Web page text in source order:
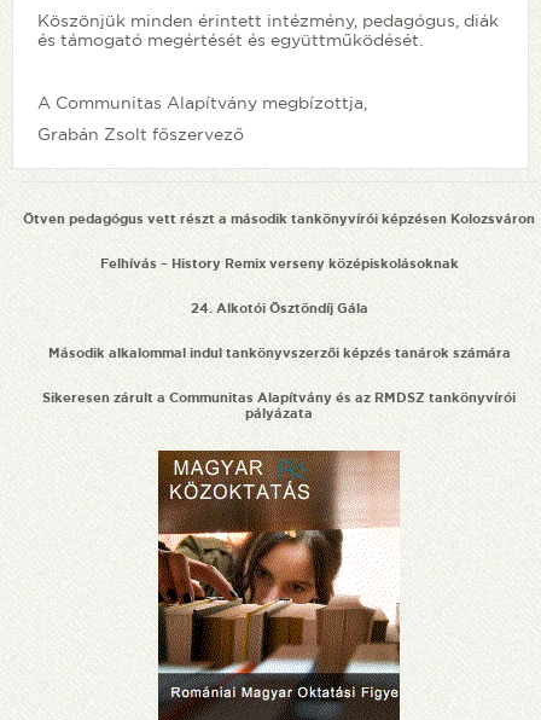
Köszönjük minden érintett intézmény, pedagógus, diák
és támogató megértését és együttműködését.
A Communitas Alapítvány megbízottja,
Grabán Zsolt főszervező
Ötven pedagógus vett részt a második tankönyvírói képzésen Kolozsváron
Felhívás – History Remix verseny középiskolásoknak
24. Alkotói Ösztöndíj Gála
Második alkalommal indul tankönyvszerzői képzés tanárok számára
Sikeresen zárult a Communitas Alapítvány és az RMDSZ tankönyvírói
pályázata